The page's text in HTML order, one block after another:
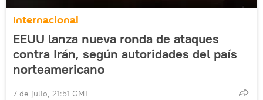
Internacional
EEUU lanza nueva ronda de ataques
contra Irán, según autoridades del país
norteamericano
7 de julio, 21:51 GMT